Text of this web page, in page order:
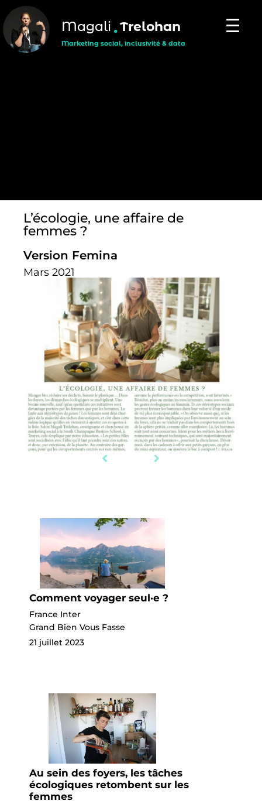
Magali .Trelohan
Marketing social, inclusivité & data
L’écologie, une affaire de
femmes ?
Version Femina
Mars 2021
Comment voyager seul·e ?
France Inter
Grand Bien Vous Fasse
21 juillet 2023
Au sein des foyers, les tâches
écologiques retombent sur les
femmes